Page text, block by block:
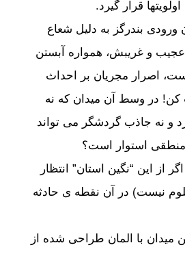
قرار گیرد.
بندرگز به‌ دلیل شعاع
و غریبش، همواره آبستن
اصرار مجریان بر احداث
در وسط آن میدان که نه
و نه جاذب گردشگر می تواند
منطقی استوار است؟
این “نگین استان” انتظار
نیست) در آن نقطه ی حادثه
میدان با المان طراحی شده از